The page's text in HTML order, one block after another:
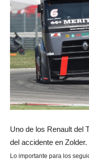
Uno de los Renault del
del accidente en Zolder.
Lo importante para los